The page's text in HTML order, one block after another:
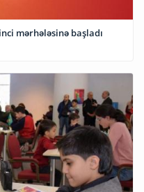
Bakcell gənclərlə bağlı layihənin ikinci mərhələsinə başladı